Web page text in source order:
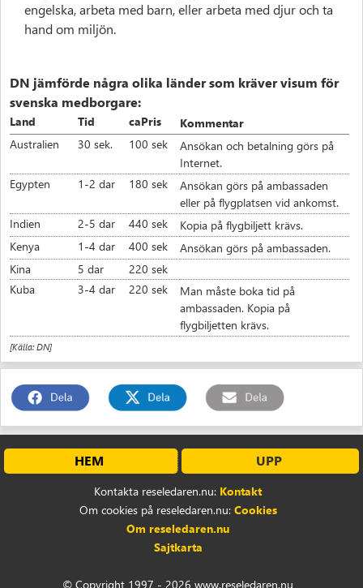
engelska, arbeta med barn, eller arbeta med djur och ta
hand om miljön.
DN jämförde några olika länder som kräver visum för
svenska medborgare:
Land Tid caPris
Kommentar
Australien
30 sek. 100 sek
Ansökan och betalning görs på
Internet.
Egypten
1-2 dar 180 sek
Ansökan görs på ambassaden
eller på flygplatsen vid ankomst.
Indien
2-5 dar 440 sek
Kopia på flygbiljett krävs.
Kenya
1-4 dar 400 sek
Ansökan görs på ambassaden.
Kina
5 dar
220 sek
Kuba
3-4 dar 220 sek
Man måste boka tid på
ambassaden. Kopia på
flygbiljetten krävs.
[Källa: DN]
HEM UPP
Kontakta reseledaren.nu: Kontakt
Om cookies på reseledaren.nu: Cookies
Om reseledaren.nu
Sajtkarta
© Copyright 1997 - 2026 www.reseledaren.nu